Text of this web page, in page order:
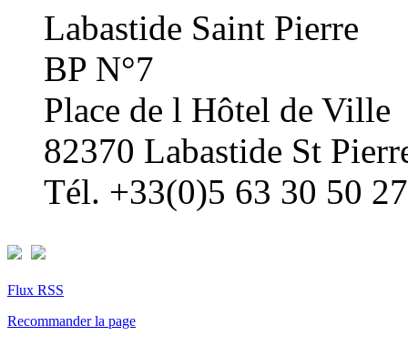
Labastide Saint Pierre
BP N°7
Place de l Hôtel de Ville
82370 Labastide St
Tél. +33(0)5 63 30 50 27
Flux RSS
Recommander la page